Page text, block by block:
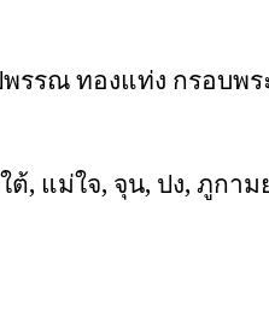
รณ ทองแท่ง กรอบพร
, แม่ใจ, จุน, ปง, ภูกา